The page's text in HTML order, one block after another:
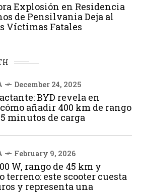
Explosión en Residencia
de Pensilvania Deja al
Víctimas Fatales
December 24, 2025
BYD revela en
añadir 400 km de rango
minutos de carga
February 9, 2026
W, rango de 45 km y
terreno: este scooter cuesta
y representa una